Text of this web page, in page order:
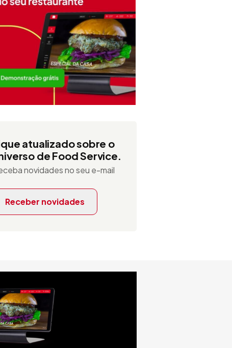
atualizado sobre o
de Food Service.
novidades no seu e-mail
Receber novidades